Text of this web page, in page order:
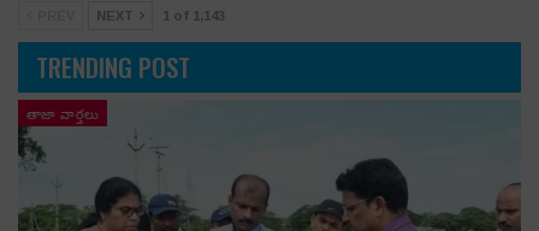
NEXT 1 of 1,143
TRENDING POST
తాజా వార్తలు